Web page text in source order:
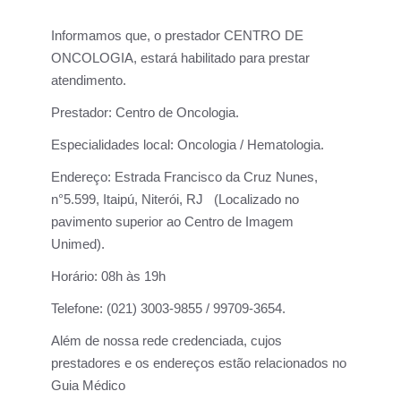
Informamos que, o prestador CENTRO DE
ONCOLOGIA, estará habilitado para prestar
atendimento.
Prestador: Centro de Oncologia.
Especialidades local: Oncologia / Hematologia.
Endereço: Estrada Francisco da Cruz Nunes,
n°5.599, Itaipú, Niterói, RJ (Localizado no
pavimento superior ao Centro de Imagem
Unimed).
Horário: 08h às 19h
Telefone: (021) 3003-9855 / 99709-3654.
Além de nossa rede credenciada, cujos
prestadores e os endereços estão relacionados no
Guia Médico